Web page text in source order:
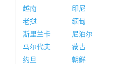
越南
印尼
老挝
缅甸
斯里兰卡
尼泊尔
马尔代夫
蒙古
约旦
朝鲜